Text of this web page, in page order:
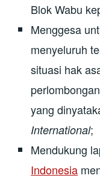
Blok Wabu
Menggesa
menyeluruh
situasi hak
yang
International;
Mendukung
Indonesia